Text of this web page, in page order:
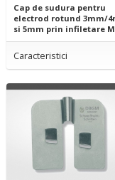
Cap de sudura pentru
electrod rotund 3mm/
si 5mm prin infiletare
Caracteristici